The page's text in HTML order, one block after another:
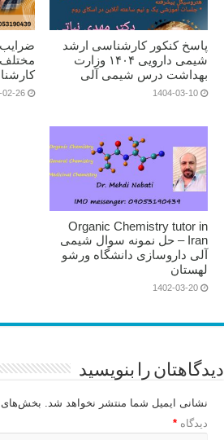
پاسخ کنکور کارشناسی ارشد
شیمی دارویی ۱۴۰۴ وزارت
بهداشت درس شیمی آلی
1404-03-10
02-26
Organic Chemistry tutor in
Iran – حل نمونه سوال شیمی
آلی داروسازی دانشگاه ورشو
لهستان
1402-03-20
دیدگاهتان را بنویسید
نشانی ایمیل شما منتشر نخواهد شد. بخش‌های
دیدگاه*